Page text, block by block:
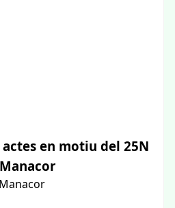
en motiu del 25N
Manacor